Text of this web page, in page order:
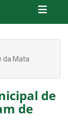
da Mata
de
de